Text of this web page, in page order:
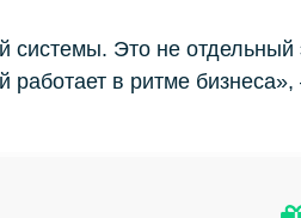
системы. Это не отдельный
работает в ритме